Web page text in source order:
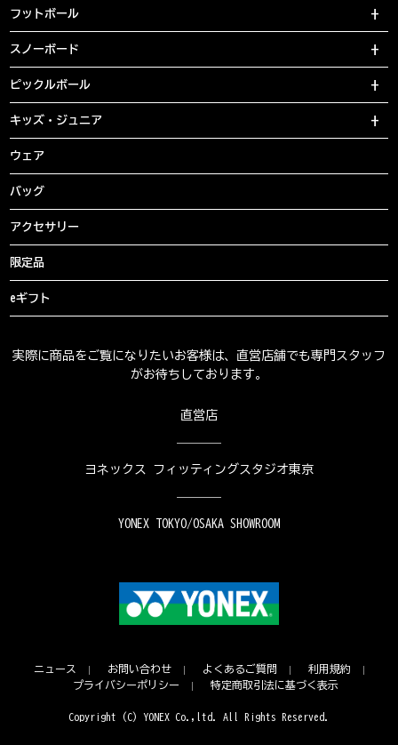
フットボール
スノーボード
ピックルボール
キッズ・ジュニア
ウェア
バッグ
アクセサリー
限定品
eギフト
実際に商品をご覧になりたいお客様は、直営店舗でも専門スタッフ
がお待ちしております。
直営店
ヨネックス フィッティングスタジオ東京
YONEX TOKYO/OSAKA SHOWROOM
ニュース お問い合わせ よくあるご質問
利用規約
プライバシーポリシー
特定商取引法に基づく表示
Copyright (C) YONEX Co.,ltd. All Rights Reserved.